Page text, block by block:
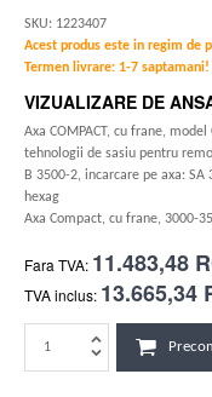
SKU: 1223407
Acest produs este in regim de
Termen livrare: 1-7 saptamani!
VIZUALIZARE DE
Axa COMPACT, cu frane,
tehnologii de sasiu pentru
B 3500-2, incarcare pe axa:
hexag
Axa Compact, cu frane, 3000-
Fara TVA: 11.483,48
TVA inclus: 13.665,34